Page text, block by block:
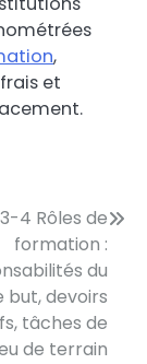
,
et
4 Rôles de
formation :
du
but, devoirs
tâches de
de terrain